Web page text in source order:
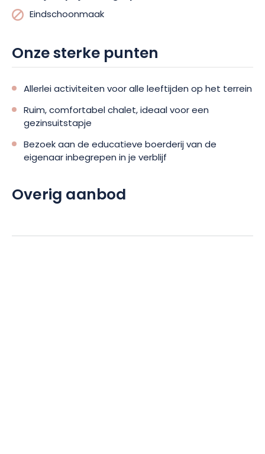
Eindschoonmaak
Onze sterke punten
Allerlei activiteiten voor alle leeftijden op het terrein
Ruim, comfortabel chalet, ideaal voor een
gezinsuitstapje
Bezoek aan de educatieve boerderij van de
eigenaar inbegrepen in je verblijf
Overig aanbod